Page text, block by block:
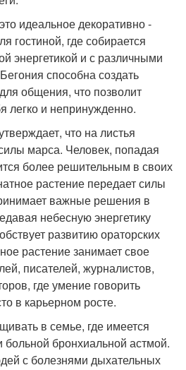
идеальное декоративно -
гостиной, где собирается
энергетикой и с различными
способна создать
общения, что позволит
легко и непринужденно.
что на листья
марса. Человек, попадая
более решительным в своих
растение передает силы
важные решения в
небесную энергетику
развитию ораторских
растение занимает свое
писателей, журналистов,
где умение говорить
в карьерном росте.
в семье, где имеется
бронхиальной астмой.
с болезнями дыхательных